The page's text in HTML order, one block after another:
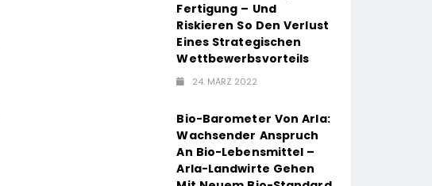
Fertigung – Und
Riskieren So Den Verlust
Eines Strategischen
Wettbewerbsvorteils
24. MÄRZ 2022
Bio-Barometer Von Arla:
Wachsender Anspruch
An Bio-Lebensmittel –
Arla-Landwirte Gehen